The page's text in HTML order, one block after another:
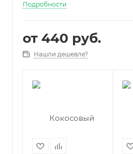
Подробности
от 440 руб.
Нашли дешевле?